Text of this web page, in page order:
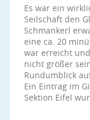
Es war ein
Seilschaft den
Schmankerl
eine ca. 20
war erreicht
nicht größer
Rundumblick
Ein Eintrag im
Sektion Eifel